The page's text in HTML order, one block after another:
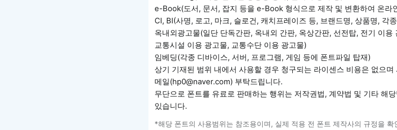
e-Book(도서, 문서, 잡지 등을 e-Book 형식으로 제작 및 변환하여 온라
CI, BI(사명, 로고, 마크, 슬로건, 캐치프레이즈 등, 브랜드명, 상품명, 각
옥내외광고물(일단 단독간판, 옥내외 간판, 옥상간판, 선전탑, 전기 이용
교통시설 이용 광고물, 교통수단 이용 광고물)
임베딩(각종 디바이스, 서버, 프로그램, 게임 등에 폰트파일 탑재)
상기 기재된 범위 내에서 사용할 경우 청구되는 라이센스 비용은 없으
메일(hp0@naver.com) 부탁드립니다.
무단으로 폰트를 유료로 판매하는 행위는 저작권법, 계약법 및 기타 해
있습니다.
*해당 폰트의 사용범위는 참조용이며, 실제 적용 전 폰트 제작사의 규정을